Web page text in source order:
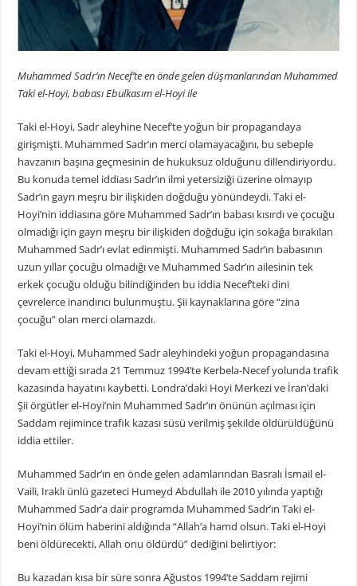
Muhammed Sadr’ın Necef’te en önde gelen düşmanlarından Muhammed
Taki el-Hoyi, babası Ebulkasım el-Hoyi ile
Taki el-Hoyi, Sadr aleyhine Necef’te yoğun bir propagandaya
girişmişti. Muhammed Sadr’ın merci olamayacağını, bu sebeple
havzanın başına geçmesinin de hukuksuz olduğunu dillendiriyordu.
Bu konuda temel iddiası Sadr’ın ilmi yetersiziği üzerine olmayıp
Sadr’ın gayrı meşru bir ilişkiden doğduğu yönündeydi. Taki el-
Hoyi’nin iddiasına göre Muhammed Sadr’ın babası kısırdı ve çocuğu
olmadığı için gayrı meşru bir ilişkiden doğduğu için sokağa bırakılan
Muhammed Sadr’ı evlat edinmişti. Muhammed Sadr’ın babasının
uzun yıllar çocuğu olmadığı ve Muhammed Sadr’ın ailesinin tek
erkek çocuğu olduğu bilindiğinden bu iddia Necef’teki dini
çevrelerce inandırıcı bulunmuştu. Şii kaynaklarına göre “zina
çocuğu” olan merci olamazdı.
Taki el-Hoyi, Muhammed Sadr aleyhindeki yoğun propagandasına
devam ettiği sırada 21 Temmuz 1994’te Kerbela-Necef yolunda trafik
kazasında hayatını kaybetti. Londra’daki Hoyi Merkezi ve İran’daki
Şii örgütler el-Hoyi’nin Muhammed Sadr’ın önünün açılması için
Saddam rejimince trafik kazası süsü verilmiş şekilde öldürüldüğünü
iddia ettiler.
Muhammed Sadr’ın en önde gelen adamlarından Basralı İsmail el-
Vaili, Iraklı ünlü gazeteci Humeyd Abdullah ile 2010 yılında yaptığı
Muhammed Sadr’a dair programda Muhammed Sadr’ın Taki el-
Hoyi’nin ölüm haberini aldığında “Allah’a hamd olsun. Taki el-Hoyi
beni öldürecekti, Allah onu öldürdü” dediğini belirtiyor:
Bu kazadan kısa bir süre sonra Ağustos 1994’te Saddam rejimi